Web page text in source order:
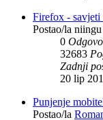
Firefox - savjeti
Postao/la niingu
0
32683
Zadnji
20 lip
Punjenje
Postao/la